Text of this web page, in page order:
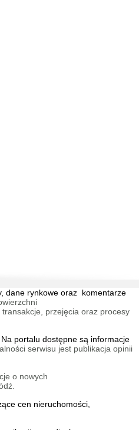
dane rynkowe oraz komentarze
przejęcia oraz procesy
portalu dostępne są informacje
serwisu jest publikacja opinii
o nowych
cen nieruchomości,